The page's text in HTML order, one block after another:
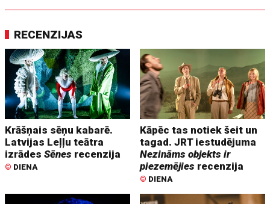
RECENZIJAS
Krāšņais sēņu kabarē.
Latvijas Leļļu teātra
izrādesSēnes recenzija
© DIENA
Kāpēc tas notiek šeit un
tagad. JRT iestudējuma
Nezināms objekts ir
piezemējies recenzija
© DIENA